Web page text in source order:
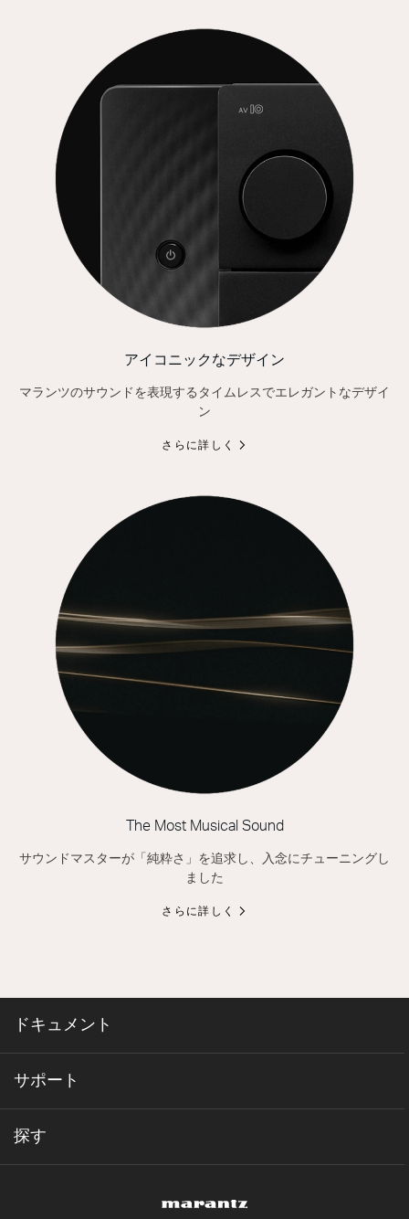
アイコニックなデザイン
マランツのサウンドを表現するタイムレスでエレガントなデザイ
ン
さらに詳しく
The Most Musical Sound
サウンドマスターが「純粋さ」を追求し、入念にチューニングし
ました
さらに詳しく
ドキュメント
サポート
探す